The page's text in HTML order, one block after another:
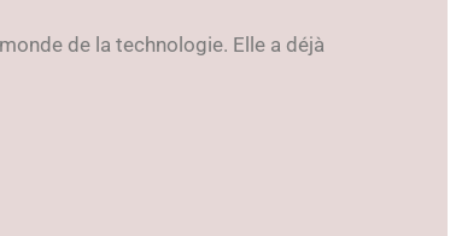
de la technologie. Elle a déjà